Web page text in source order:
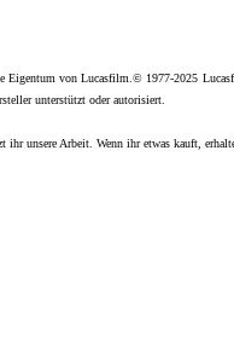
Eigentum von Lucasfilm.© 1977-2025
unterstützt oder autorisiert.
unsere Arbeit. Wenn ihr etwas kauft,